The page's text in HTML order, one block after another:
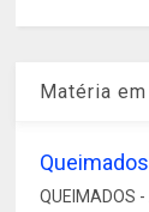
Matéria
QUEIMADOS